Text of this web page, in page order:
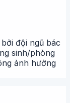
đội ngũ bác
sinh/phòng
ảnh hưởng